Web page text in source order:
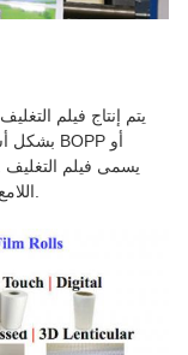
يتم إنتاج فيلم
اللامع أيضًا فيلم التغليف الجاف أو الساخن أو الحراري.